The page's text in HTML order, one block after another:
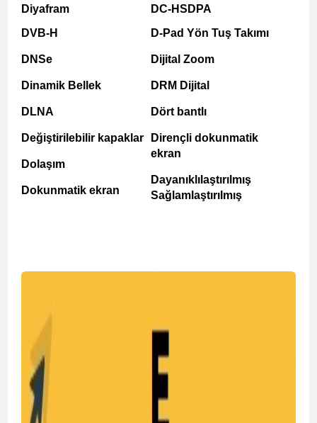
Diyafram
DVB-H
DNSe
Dinamik Bellek
DLNA
Değiştirilebilir kapaklar
Dolaşım
Dokunmatik ekran
DC-HSDPA
D-Pad Yön Tuş Takımı
Dijital Zoom
DRM Dijital
Dört bantlı
Dirençli dokunmatik
ekran
Dayanıklılaştırılmış
Sağlamlaştırılmış